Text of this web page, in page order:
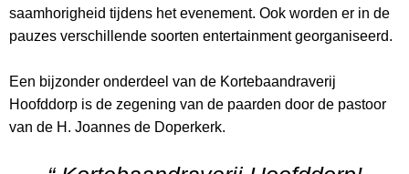
saamhorigheid tijdens het evenement. Ook worden er in de
pauzes verschillende soorten entertainment georganiseerd.
Een bijzonder onderdeel van de Kortebaandraverij
Hoofddorp is de zegening van de paarden door de pastoor
van de H. Joannes de Doperkerk.